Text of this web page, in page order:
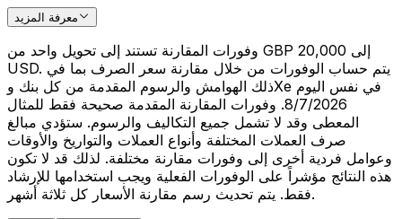
معرفة المزيد
وفورات المقارنة تستند إلى تحويل واحد من GBP 20,000 إلى
USD. يتم حساب الوفورات من خلال مقارنة سعر الصرف بما في
ذلك الهوامش والرسوم المقدمة من كل بنك وXe في نفس اليوم
8/7/2026. وفورات المقارنة المقدمة صحيحة فقط للمثال
المعطى وقد لا تشمل جميع التكاليف والرسوم. ستؤدي مبالغ
صرف العملات المختلفة وأنواع العملات والتواريخ والأوقات
وعوامل فردية أخرى إلى وفورات مقارنة مختلفة. لذلك قد لا تكون
هذه النتائج مؤشراً على الوفورات الفعلية ويجب استخدامها للإرشاد
فقط. يتم تحديث رسم مقارنة الأسعار كل ثلاثة أشهر.